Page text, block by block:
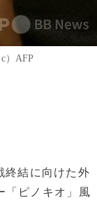
）AFP
終結に向けた外
「ピノキオ」風